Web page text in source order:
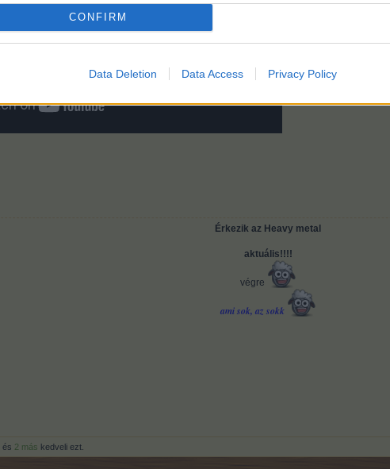
CONFIRM
Data Deletion Data Access Privacy Policy
Érkezik az Heavy metal
aktuális!!!!
végre
ami sok, az sokk
és 2 más kedveli ezt.